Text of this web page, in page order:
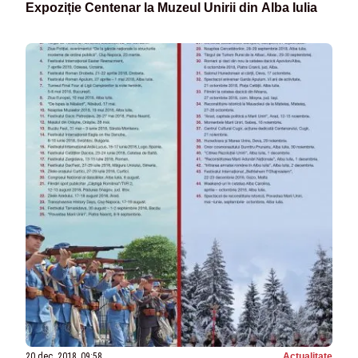
Expoziție Centenar la Muzeul Unirii din Alba Iulia